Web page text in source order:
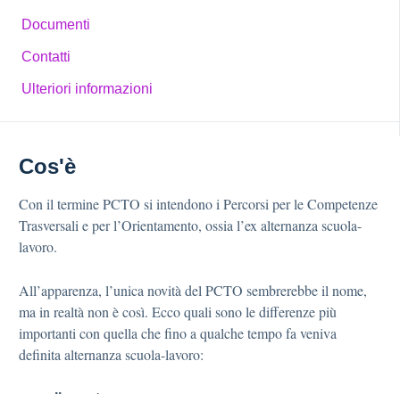
Documenti
Contatti
Ulteriori informazioni
Cos'è
Con il termine PCTO si intendono i Percorsi per le Competenze
Trasversali e per l’Orientamento, ossia l’ex alternanza scuola-
lavoro.
All’apparenza, l’unica novità del PCTO sembrerebbe il nome,
ma in realtà non è così. Ecco quali sono le differenze più
importanti con quella che fino a qualche tempo fa veniva
definita alternanza scuola-lavoro: